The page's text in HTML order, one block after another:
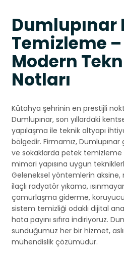
Dumlupınar
Temizleme
Modern
Notları
Kütahya şehrinin en prestijli
Dumlupınar, son yıllardaki
yapılaşma ile teknik altyapı
bölgedir. Firmamız,
ve sokaklarda petek temizleme
mimari yapısına uygun
Geleneksel yöntemlerin
ilaçlı radyatör yıkama,
çamurlaşma giderme, koruyucu
sistem temizliği odaklı dijital
hata payını sıfıra indiriyoruz.
sunduğumuz her bir hizmet,
mühendislik çözümüdür.